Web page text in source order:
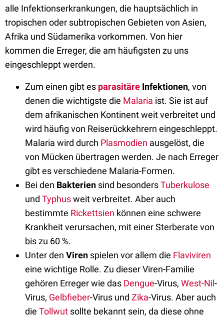
alle Infektionserkrankungen, die hauptsächlich in
tropischen oder subtropischen Gebieten von Asien,
Afrika und Südamerika vorkommen. Von hier
kommen die Erreger, die am häufigsten zu uns
eingeschleppt werden.
Zum einen gibt es parasitäre Infektionen, von
denen die wichtigste die Malaria ist. Sie ist auf
dem afrikanischen Kontinent weit verbreitet und
wird häufig von Reiserückkehrern eingeschleppt.
Malaria wird durch Plasmodien ausgelöst, die
von Mücken übertragen werden. Je nach Erreger
gibt es verschiedene Malaria-Formen.
Bei den Bakterien sind besondersTuberkulose
und Typhusweit verbreitet. Aber auch
bestimmte Rickettsien können eine schwere
Krankheit verursachen, mit einer Sterberate von
bis zu 60 %.
Unter den Viren spielen vor allem die Flaviviren
eine wichtige Rolle. Zu dieser Viren-Familie
gehören Erreger wie das Dengue-Virus, West-Nil-
Virus, Gelbfieber-Virus und Zika-Virus. Aber auch
die Tollwut sollte bekannt sein, da diese ohne